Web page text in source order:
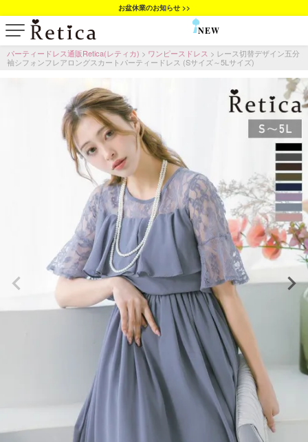
お盆休業のお知らせ >>
NEW
パーティードレス通販Retica(レティカ) ワンピースドレス
レース切替デザイン五分
袖シフォンフレアロングスカートパーティードレス (Sサイズ～5Lサイズ)